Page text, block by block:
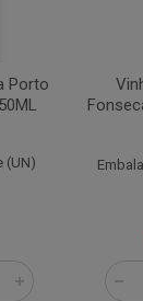
Porto
(UN)